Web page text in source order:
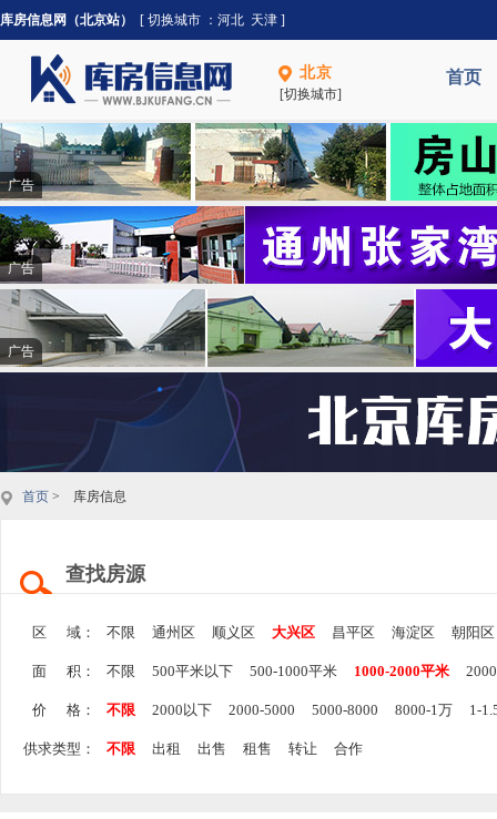
库房信息网（北京站） [ 切换城市 ： 河北 天津 ]
北京
[切换城市]
首页
广告
广告
广告
首页 > 库房信息
查找房源
区 域： 不限 通州区 顺义区 大兴区 昌平区 海淀区 朝阳区
面 积： 不限 500平米以下 500-1000平米 1000-2000平米
价 格： 不限 2000以下 2000-5000 5000-8000 8000-1万 1-
供求类型： 不限 出租 出售 租售 转让 合作